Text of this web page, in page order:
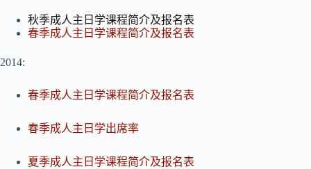
秋季成人主日学课程简介及报名表
春季成人主日学课程简介及报名表
2014:
春季成人主日学课程简介及报名表
春季成人主日学出席率
夏季成人主日学课程简介及报名表